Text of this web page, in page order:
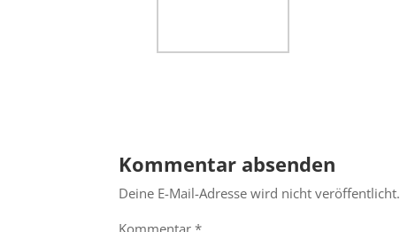
Kommentar absenden
Deine E-Mail-Adresse wird nicht veröffentlicht.